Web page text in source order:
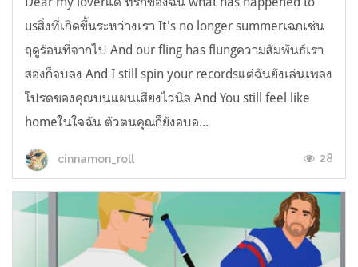
usสิ่งที่เกิดขึ้นระหว่างเรา It's no longer summerเฉกเช่น
ฤดูร้อนที่จากไป And our fling has flungความสัมพันธ์เรา
สองก็จบลง And I still spin your recordsแต่ฉันยังเล่นเพลง
โปรดของคุณบนแผ่นเสียงไวนิล And You still feel like
homeในใจฉัน ตัวตนคุณก็ยังอบอ...
cinnamon_roll 28